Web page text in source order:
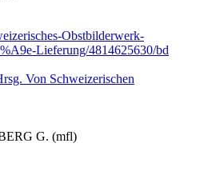
Obstbilderwerk-
Lieferung/4814625630/bd
Von Schweizerischen
G. (mfl)